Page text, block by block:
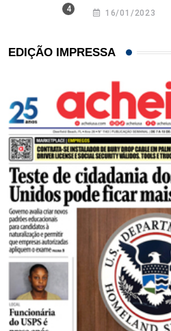
16/01/2023
EDIÇÃO IMPRESSA